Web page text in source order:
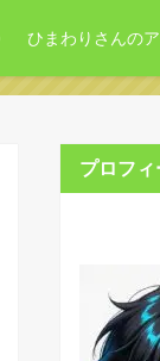
ひまわりさんの
プロフィ